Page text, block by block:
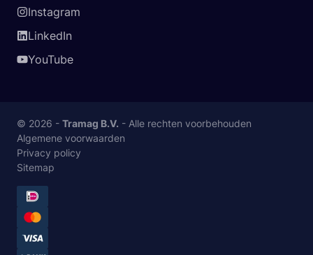
Instagram
LinkedIn
YouTube
© 2026 - Tramag B.V. - Alle rechten voorbehouden
Algemene voorwaarden
Privacy policy
Sitemap